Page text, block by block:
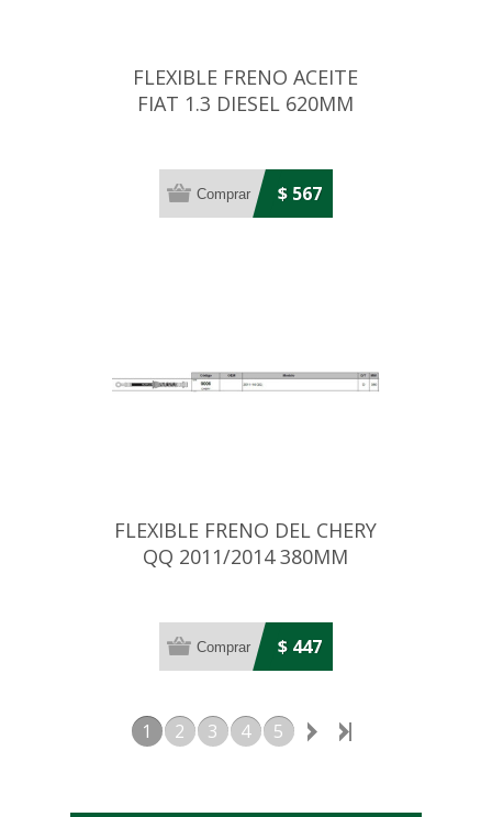
FLEXIBLE FRENO ACEITE
FIAT 1.3 DIESEL 620MM
$ 567
FLEXIBLE FRENO DEL CHERY
QQ 2011/2014 380MM
$ 447
1 2 3 4 5